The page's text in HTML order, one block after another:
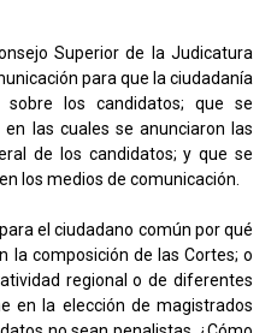
Superior de la Judicatura
para que la ciudadanía
los candidatos; que se
las cuales se anunciaron las
de los candidatos; y que se
los medios de comunicación.
el ciudadano común por qué
la composición de las Cortes; o
regional o de diferentes
en la elección de magistrados